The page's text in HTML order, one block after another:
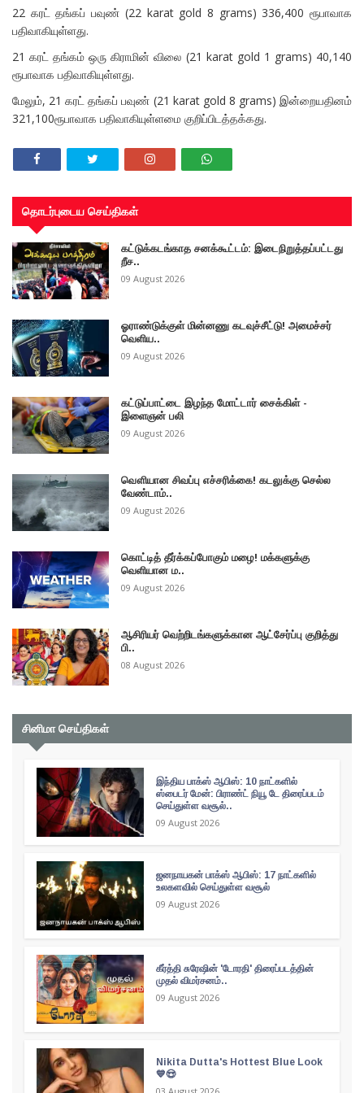
22 கரட் தங்கப் பவுண் (22 karat gold 8 grams) 336,400 ரூபாவாக
பதிவாகியுள்ளது.
21 கரட் தங்கம் ஒரு கிராமின் விலை (21 karat gold 1 grams) 40,140
ரூபாவாக பதிவாகியுள்ளது.
மேலும், 21 கரட் தங்கப் பவுண் (21 karat gold 8 grams) இன்றையதினம்
321,100ரூபாவாக பதிவாகியுள்ளமை குறிப்பிடத்தக்கது.
தொடர்புடைய செய்திகள்
கட்டுக்கடங்காத சனக்கூட்டம்: இடைநிறுத்தப்பட்டது
றீச..
09 August 2026
ஓராண்டுக்குள் மின்னணு கடவுச்சீட்டு! அமைச்சர்
வெளிய..
09 August 2026
கட்டுப்பாட்டை இழந்த மோட்டார் சைக்கிள் -
இளைஞன் பலி
09 August 2026
வௌியான சிவப்பு எச்சரிக்கை! கடலுக்கு செல்ல
வேண்டாம்..
09 August 2026
கொட்டித் தீர்க்கப்போகும் மழை! மக்களுக்கு
வெளியான ம..
09 August 2026
ஆசிரியர் வெற்றிடங்களுக்கான ஆட்சேர்ப்பு குறித்து
பி..
08 August 2026
சினிமா செய்திகள்
இந்திய பாக்ஸ் ஆபிஸ்: 10 நாட்களில்
ஸ்பைடர் மேன்: பிராண்ட் நியூ டே திரைப்படம்
செய்துள்ள வசூல்..
09 August 2026
ஜனநாயகன் பாக்ஸ் ஆபிஸ்: 17 நாட்களில்
உலகளவில் செய்துள்ள வசூல்
09 August 2026
கீர்த்தி சுரேஷின் 'டோரதி' திரைப்படத்தின்
முதல் விமர்சனம்..
09 August 2026
Nikita Dutta's Hottest Blue Look
💙😍